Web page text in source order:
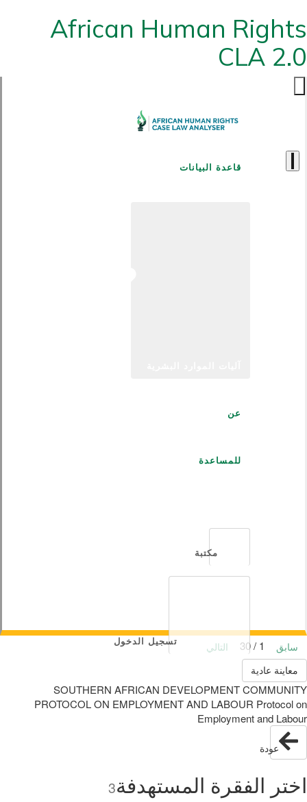
African Human Rights
CLA 2.0
قاعدة البيانات
عن
للمساعدة
مكتبة
تسجيل الدخول سابق
التالي
معاينة عادية
SOUTHERN AFRICAN DEVELOPMENT COMMUNITY
PROTOCOL ON EMPLOYMENT AND LABOUR Protocol on
Employment and Labour
عودة
اختر الفقرة المستهدفة3